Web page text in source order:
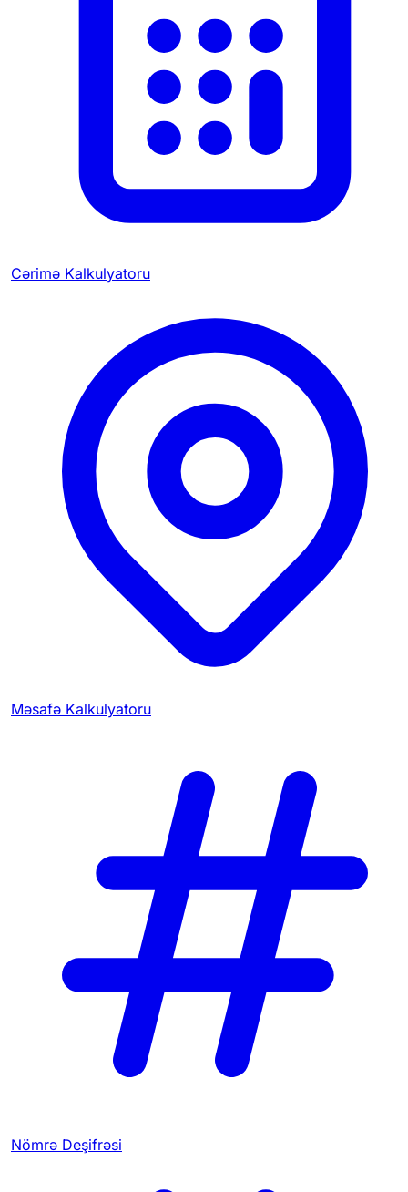
Cərimə Kalkulyatoru
Məsafə Kalkulyatoru
Nömrə Deşifrəsi